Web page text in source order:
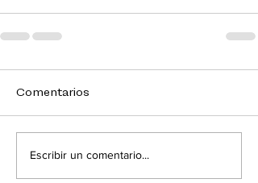
Comentarios
Escribir un comentario...